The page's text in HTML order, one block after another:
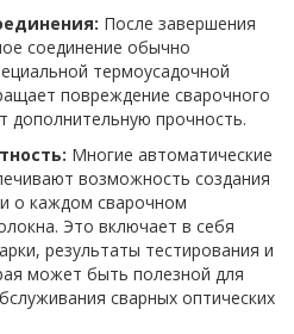
После завершения
соединение обычно
термоусадочной
повреждение сварочного
дополнительную прочность.
Многие автоматические
возможность создания
о каждом сварочном
Это включает в себя
результаты тестирования и
может быть полезной для
сварных оптических